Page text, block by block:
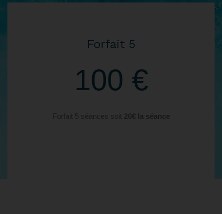
Forfait 5
100 €
Forfait 5 séances soit 20€ la séance